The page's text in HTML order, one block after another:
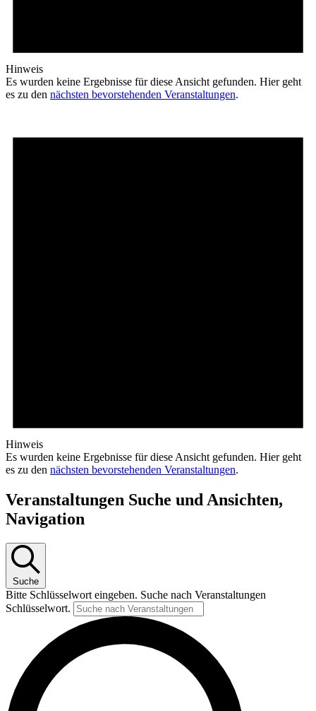
Hinweis
Es wurden keine Ergebnisse für diese Ansicht gefunden. Hier geht
es zu den nächsten bevorstehenden Veranstaltungen.
Hinweis
Es wurden keine Ergebnisse für diese Ansicht gefunden. Hier geht
es zu den nächsten bevorstehenden Veranstaltungen.
Veranstaltungen Suche und Ansichten,
Navigation
Suche
Bitte Schlüsselwort eingeben. Suche nach Veranstaltungen
Schlüsselwort.